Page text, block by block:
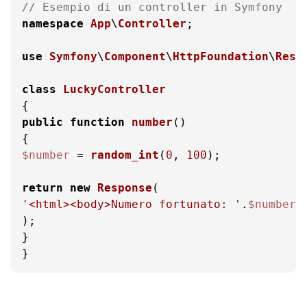
// Esempio di un controller in Symfony
namespace App\Controller ;
use Symfony\Component\HttpFoundation\
class
LuckyController
public
function number (
$number = random_int ( 0 , 100 );
return new Response
'<html><body>Numero fortunato: ' . $number
);
}
}